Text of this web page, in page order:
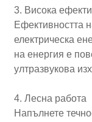
3. Висока
Ефективността
електрическа
на енергия е
ултразвукова
4. Лесна работа
Напълнете